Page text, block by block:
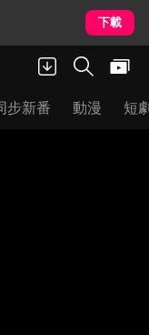
下載
步新番 動漫 短